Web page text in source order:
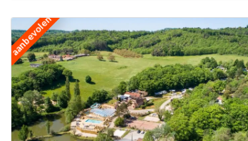
karten, golfen,
aanbevolen